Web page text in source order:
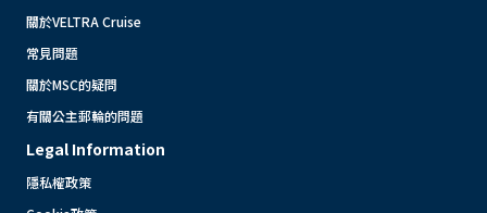
關於VELTRA Cruise
常見問題
關於MSC的疑問
有關公主郵輪的問題
Legal Information
隱私權政策